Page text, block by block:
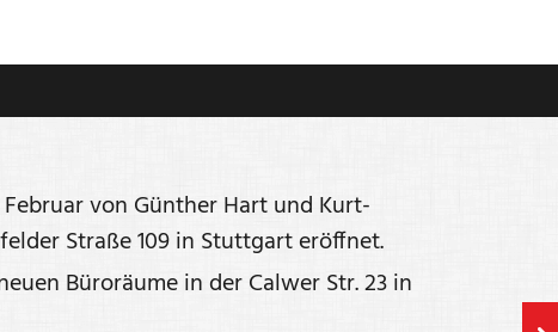
von Günther Hart und Kurt-
Straße 109 in Stuttgart eröffnet.
Büroräume in der Calwer Str. 23 in